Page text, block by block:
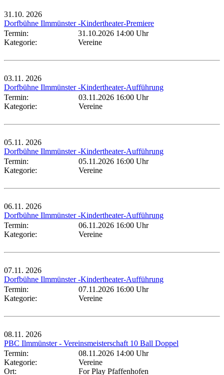
31.10. 2026
Dorfbühne Ilmmünster -Kindertheater-Premiere
Termin:
31.10.2026 14:00 Uhr
Kategorie:
Vereine
03.11. 2026
Dorfbühne Ilmmünster -Kindertheater-Aufführung
Termin:
03.11.2026 16:00 Uhr
Kategorie:
Vereine
05.11. 2026
Dorfbühne Ilmmünster -Kindertheater-Aufführung
Termin:
05.11.2026 16:00 Uhr
Kategorie:
Vereine
06.11. 2026
Dorfbühne Ilmmünster -Kindertheater-Aufführung
Termin:
06.11.2026 16:00 Uhr
Kategorie:
Vereine
07.11. 2026
Dorfbühne Ilmmünster -Kindertheater-Aufführung
Termin:
07.11.2026 16:00 Uhr
Kategorie:
Vereine
08.11. 2026
PBC Ilmmünster - Vereinsmeisterschaft 10 Ball Doppel
Termin:
08.11.2026 14:00 Uhr
Kategorie:
Vereine
Ort:
For Play Pfaffenhofen